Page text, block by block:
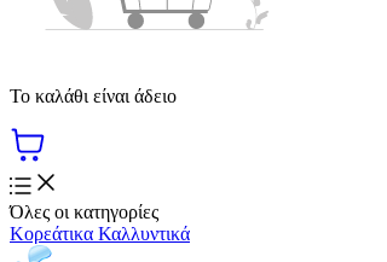
Το καλάθι είναι άδειο
Όλες οι κατηγορίες
Κορεάτικα Καλλυντικά